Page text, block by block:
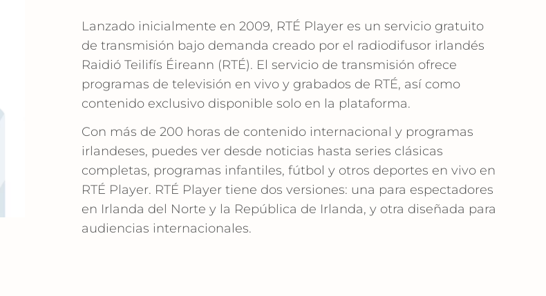
Lanzado inicialmente en 2009, RTÉ Player es un servicio gratuito
de transmisión bajo demanda creado por el radiodifusor irlandés
Raidió Teilifís Éireann (RTÉ). El servicio de transmisión ofrece
programas de televisión en vivo y grabados de RTÉ, así como
contenido exclusivo disponible solo en la plataforma.
Con más de 200 horas de contenido internacional y programas
irlandeses, puedes ver desde noticias hasta series clásicas
completas, programas infantiles, fútbol y otros deportes en vivo en
RTÉ Player. RTÉ Player tiene dos versiones: una para espectadores
en Irlanda del Norte y la República de Irlanda, y otra diseñada para
audiencias internacionales.